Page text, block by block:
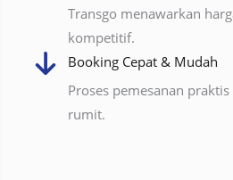
Transgo menawarkan
kompetitif.
Booking Cepat & Mudah
Proses pemesanan
rumit.